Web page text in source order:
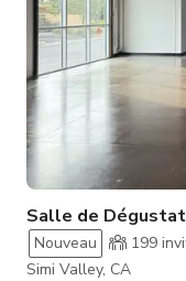
Salle de
Nouveau 199
Simi Valley, CA